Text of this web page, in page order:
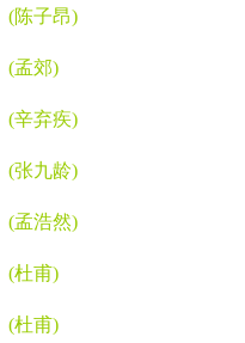
(陈子昂)
(孟郊)
(辛弃疾)
(张九龄)
(孟浩然)
(杜甫)
(杜甫)